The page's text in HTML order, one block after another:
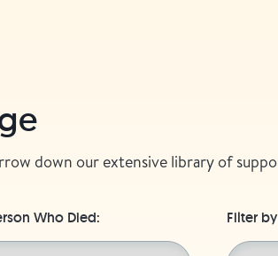
down our extensive library of
Who Died: Filter